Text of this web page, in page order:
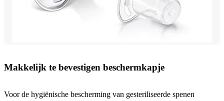
Makkelijk te bevestigen beschermkapje
Voor de hygiënische bescherming van gesteriliseerde spenen